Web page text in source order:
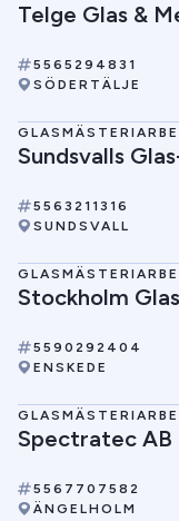
Telge Glas &
5565294831
SÖDERTÄLJE
Sundsvalls
5563211316
SUNDSVALL
Stockholm
5590292404
ENSKEDE
Spectratec AB
5567707582
ÄNGELHOLM